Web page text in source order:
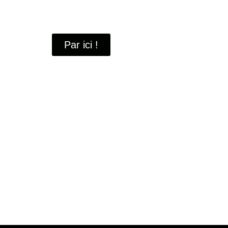
Par ici !